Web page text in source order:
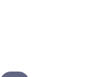
ถัดไป